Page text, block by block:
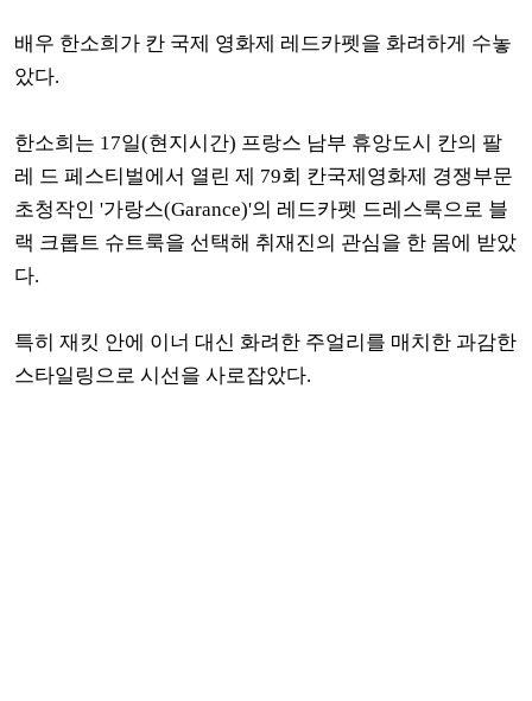
배우 한소희가 칸 국제 영화제 레드카펫을 화려하게 수놓
았다.
한소희는 17일(현지시간) 프랑스 남부 휴앙도시 칸의 팔
레 드 페스티벌에서 열린 제 79회 칸국제영화제 경쟁부문
초청작인 '가랑스(Garance)'의 레드카펫 드레스룩으로 블
랙 크롭트 슈트룩을 선택해 취재진의 관심을 한 몸에 받았
다.
특히 재킷 안에 이너 대신 화려한 주얼리를 매치한 과감한
스타일링으로 시선을 사로잡았다.